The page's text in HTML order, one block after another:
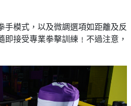
手模式，以及微調選項如距離及反
即接受專業拳擊訓練﹗不過注意，